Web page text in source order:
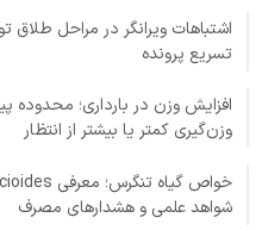
اشتباهات ویرانگر در مراحل طلاق
تسریع پرونده
وزن‌گیری کمتر یا بیشتر از انتظار
شواهد علمی و هشدارهای مصرف